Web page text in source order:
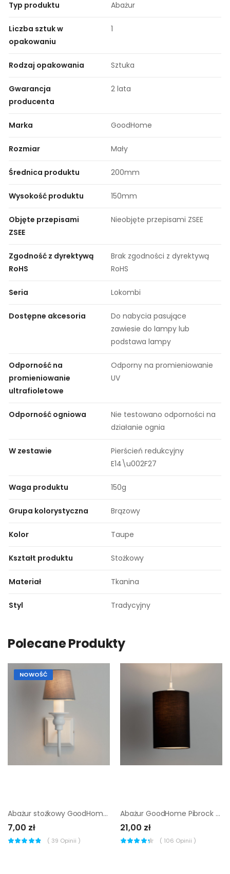
Typ produktu Abażur
Liczba sztuk w
opakowaniu
1
Rodzaj opakowania Sztuka
Gwarancja
producenta
2 lata
Marka GoodHome
Rozmiar Mały
Średnica produktu 200mm
Wysokość produktu 150mm
Objęte przepisami
ZSEE
Nieobjęte przepisami ZSEE
Zgodność z dyrektywą
RoHS
Brak zgodności z dyrektywą
RoHS
Seria Lokombi
Dostępne akcesoria
Do nabycia pasujące
zawiesie do lampy lub
podstawa lampy
Odporność na
promieniowanie
ultrafioletowe
Odporny na promieniowanie
UV
Odporność ogniowa
Nie testowano odporności na
działanie ognia
W zestawie
Pierścień redukcyjny
E14\u002F27
Waga produktu 150g
Grupa kolorystyczna Brązowy
Kolor Taupe
Kształt produktu Stożkowy
Materiał Tkanina
Styl Tradycyjny
Polecane Produkty
NOWOŚĆ
Abażur stożkowy GoodHome Lokombi XS szary
7,00 zł
( 39 Opinii )
Abażur GoodHome Pibrock Tuba czarny
21,00 zł
( 106 Opinii )